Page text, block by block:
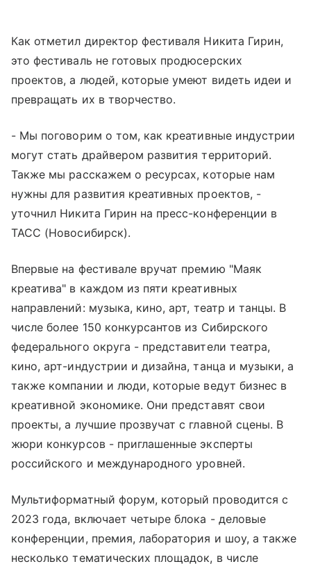
Как отметил директор фестиваля Никита Гирин,
это фестиваль не готовых продюсерских
проектов, а людей, которые умеют видеть идеи и
превращать их в творчество.
- Мы поговорим о том, как креативные индустрии
могут стать драйвером развития территорий.
Также мы расскажем о ресурсах, которые нам
нужны для развития креативных проектов, -
уточнил Никита Гирин на пресс-конференции в
ТАСС (Новосибирск).
Впервые на фестивале вручат премию "Маяк
креатива" в каждом из пяти креативных
направлений: музыка, кино, арт, театр и танцы. В
числе более 150 конкурсантов из Сибирского
федерального округа - представители театра,
кино, арт-индустрии и дизайна, танца и музыки, а
также компании и люди, которые ведут бизнес в
креативной экономике. Они представят свои
проекты, а лучшие прозвучат с главной сцены. В
жюри конкурсов - приглашенные эксперты
российского и международного уровней.
Мультиформатный форум, который проводится с
2023 года, включает четыре блока - деловые
конференции, премия, лаборатория и шоу, а также
несколько тематических площадок, в числе